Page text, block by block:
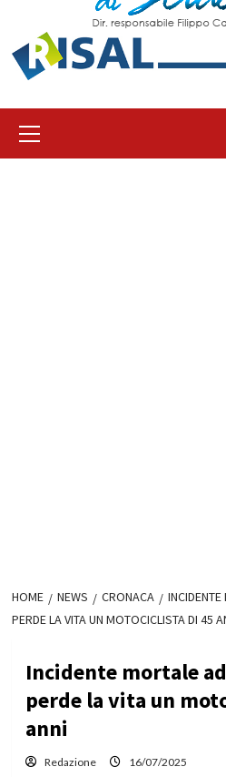
principale
HOME NEWS CRONACA
PERDE LA VITA UN MOTOCICLISTA DI 45
Incidente mortale
perde la vita un
anni
Redazione 16/07/2025